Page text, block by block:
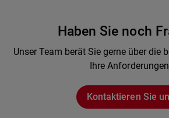
Haben Sie noch
Unser Team berät Sie gerne über die
Ihre
Kontaktieren Sie